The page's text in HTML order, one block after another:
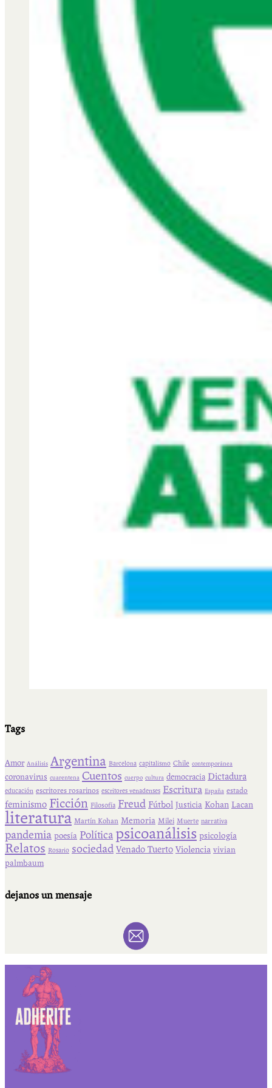
Tags
Amor Análisis Argentina Barcelona capitalismo Chile contemporánea
coronavirus cuarentena Cuentos cuerpo cultura democracia Dictadura
educación escritores rosarinos escritores venadenses Escritura España estado
feminismo Ficción Filosofía Freud Fútbol Justicia Kohan Lacan
literatura Martín Kohan Memoria Milei Muerte narrativa
pandemia poesía Política psicoanálisis psicología
Relatos Rosario sociedad Venado Tuerto Violencia vivian
palmbaum
dejanos un mensaje